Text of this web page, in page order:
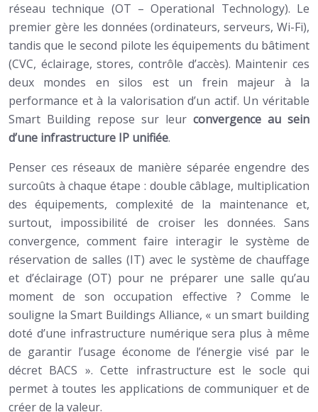
réseau technique (OT – Operational Technology). Le
premier gère les données (ordinateurs, serveurs, Wi-Fi),
tandis que le second pilote les équipements du bâtiment
(CVC, éclairage, stores, contrôle d’accès). Maintenir ces
deux mondes en silos est un frein majeur à la
performance et à la valorisation d’un actif. Un véritable
Smart Building repose sur leur convergence au sein
d’une infrastructure IP unifiée.
Penser ces réseaux de manière séparée engendre des
surcoûts à chaque étape : double câblage, multiplication
des équipements, complexité de la maintenance et,
surtout, impossibilité de croiser les données. Sans
convergence, comment faire interagir le système de
réservation de salles (IT) avec le système de chauffage
et d’éclairage (OT) pour ne préparer une salle qu’au
moment de son occupation effective ? Comme le
souligne la Smart Buildings Alliance, « un smart building
doté d’une infrastructure numérique sera plus à même
de garantir l’usage économe de l’énergie visé par le
décret BACS ». Cette infrastructure est le socle qui
permet à toutes les applications de communiquer et de
créer de la valeur.